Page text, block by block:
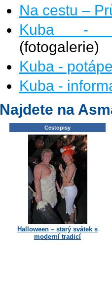
Na cestu –
Kuba -
(fotogalerie)
Kuba -
Kuba -
Najdete na
Cestopisy
Halloween – starý svátek s
moderní tradicí